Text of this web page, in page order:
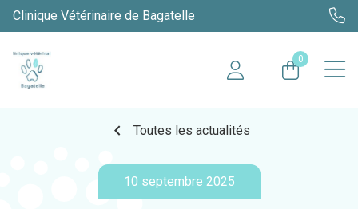
Clinique Vétérinaire de Bagatelle
0
chevron_left Toutes les actualités
10 septembre 2025